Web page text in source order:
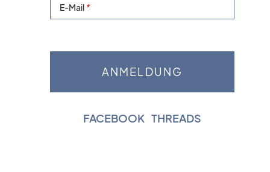
E-Mail
FACEBOOK THREADS